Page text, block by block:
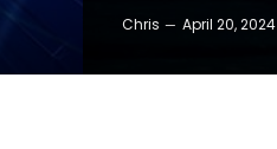
Chris April 20, 2024